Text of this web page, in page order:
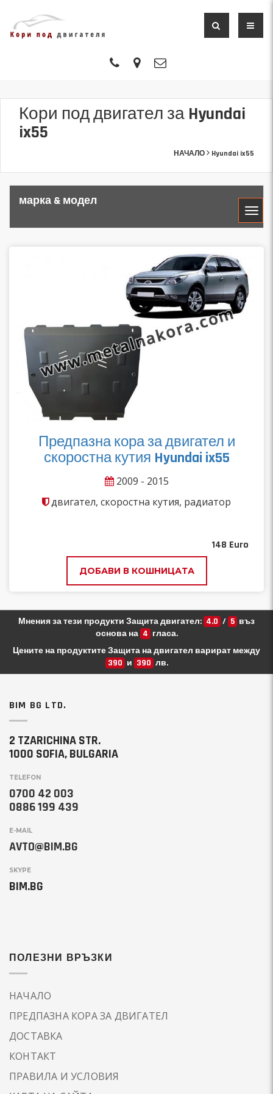
Кори под двигател за Hyundai
ix55
НАЧАЛО Hyundai ix55
марка & модел
Предпазна кора за двигател и
скоростна кутия Hyundai ix55
2009 - 2015
двигател, скоростна кутия, радиатор
148 Euro
ДОБАВИ В КОШНИЦАТА
Мнения за тези продукти Защита двигател: 4.0 / 5 въз
основа на 4 гласа.
Цените на продуктите Защита на двигател варират между
390 и 390 лв.
BIM BG LTD.
2 TZARICHINA STR.
1000 SOFIA, BULGARIA
TELEFON
0700 42 003
0886 199 439
E-MAIL
AVTO@BIM.BG
SKYPE
BIM.BG
ПОЛЕЗНИ ВРЪЗКИ
НАЧАЛО
ПРЕДПАЗНА КОРА ЗА ДВИГАТЕЛ
ДОСТАВКА
КОНТАКТ
ПРАВИЛА И УСЛОВИЯ